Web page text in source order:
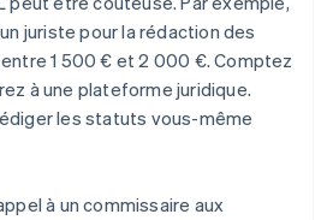
juriste pour la rédaction des
1 500 € et 2 000 €. Comptez
à une plateforme juridique.
les statuts vous-même
à un commissaire aux